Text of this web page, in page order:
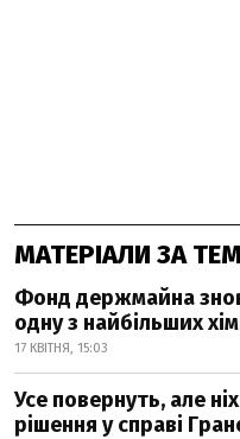
МАТЕРІАЛИ ЗА
Фонд держмайна
одну з найбільших
17 КВІТНЯ, 15:03
Усе повернуть, але
рішення у справі